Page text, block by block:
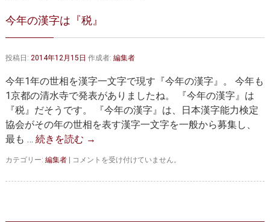
大動脈弁・大動脈基部の治療
胸部大動脈瘤 胸腹部大動脈瘤
腹部大動脈瘤 大動脈解離
マルファン症候群
今年の漢字は『税』
投稿日: 2014年12月15日 作成者: 編集者
今年1年の世相を漢字一文字で現す『今年の漢字』。 今年も
1京都の清水寺で発表がありましたね。 『今年の漢字』は
『税』だそうです。 『今年の漢字』は、日本漢字能力検定
協会がその年の世相を表す漢字一文字を一般から募集し、
最も … 続きを読む →
カテゴリー: 編集者
今
の
コメントを受け付けていません。